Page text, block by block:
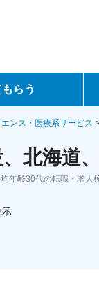
らう
ンス・医療系サービス
北海道
年齢30代の転職・求人
示